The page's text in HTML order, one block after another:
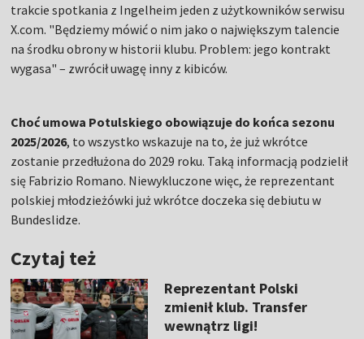
trakcie spotkania z Ingelheim jeden z użytkowników serwisu
X.com. "Będziemy mówić o nim jako o największym talencie
na środku obrony w historii klubu. Problem: jego kontrakt
wygasa" – zwrócił uwagę inny z kibiców.
Choć umowa Potulskiego obowiązuje do końca sezonu
2025/2026, to wszystko wskazuje na to, że już wkrótce
zostanie przedłużona do 2029 roku. Taką informacją podzielił
się Fabrizio Romano. Niewykluczone więc, że reprezentant
polskiej młodzieżówki już wkrótce doczeka się debiutu w
Bundeslidze.
Czytaj też
Reprezentant Polski
zmienił klub. Transfer
wewnątrz ligi!